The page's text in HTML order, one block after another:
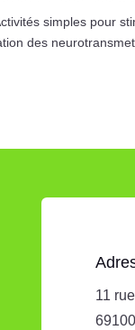
simples pour
des
11